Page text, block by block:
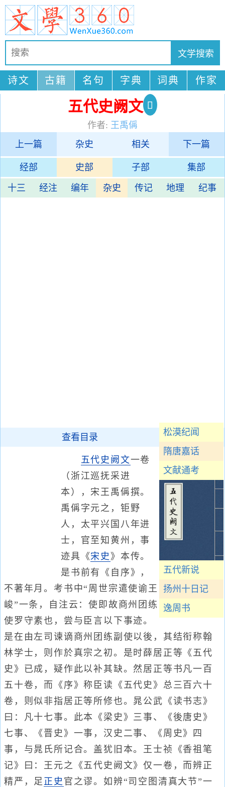
诗文 古籍 名句 字典 词典 作家
五代史阙文
作者: 王禹偁
上一篇
杂史 相关 下一篇
经部 史部 子部 集部
十三 经注 编年 杂史 传记 地理 纪事
松漠纪闻
隋唐嘉话
文献通考
五代新说
扬州十日记
逸周书
查看目录
五代史阙文一卷
（浙江巡抚采进
本），宋王禹偁撰。
禹偁字元之，钜野
人，太平兴国八年进
士，官至知黄州，事
迹具《宋史 》本传。
是书前有《自序》，
不著年月。考书中“周世宗遣使谕王
峻”一条，自注云：使即故商州团练
使罗守素也，尝与臣言以下事迹。
是在由左司谏谪商州团练副使以後，其结衔称翰
林学士，则作於真宗之初。是时薛居正等《五代
史》已成，疑作此以补其缺。然居正等书凡一百
五十卷，而《序》称臣读《五代史》总三百六十
卷，则似非指居正等所修也。晁公武《读书志》
曰：凡十七事。此本《梁史》三事、《後唐史》
七事、《晋史》一事，汉史二事、《周史》四
事，与晁氏所记合。盖犹旧本。王士祯《香祖笔
记》曰：王元之《五代史阙文》仅一卷，而辨正
精严，足 正史 官之谬。如辨“司空图清真大节”一